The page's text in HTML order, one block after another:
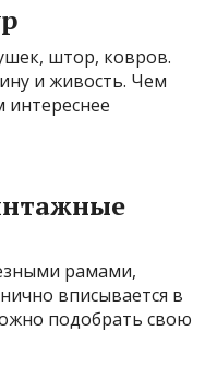
штор, ковров.
и живость. Чем
рамами,
вписывается в
подобрать свою